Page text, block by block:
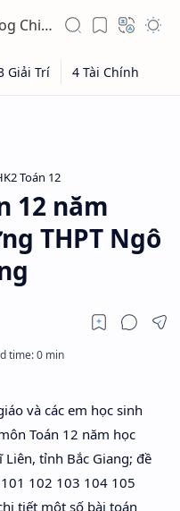
liệu Toán học
Toán 12
12 năm
THPT Ngô
và các em học sinh
Toán 12 năm học
tỉnh Bắc Giang; đề
102 103 104 105
tiết một số bài toán